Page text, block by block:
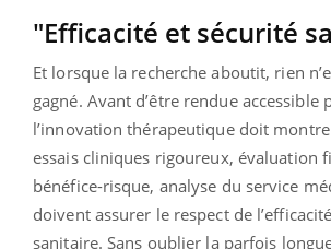
"Efficacité et sécurité
Et lorsque la recherche aboutit, rien
gagné. Avant d’être rendue accessible
l’innovation thérapeutique doit
essais cliniques rigoureux, évaluation
bénéfice-risque, analyse du service
doivent assurer le respect de
sanitaire. Sans oublier la parfois